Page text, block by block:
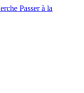
Passer à la